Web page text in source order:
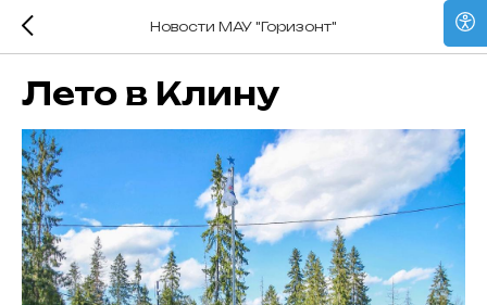
Новости МАУ "Горизонт"
Лето в Клину